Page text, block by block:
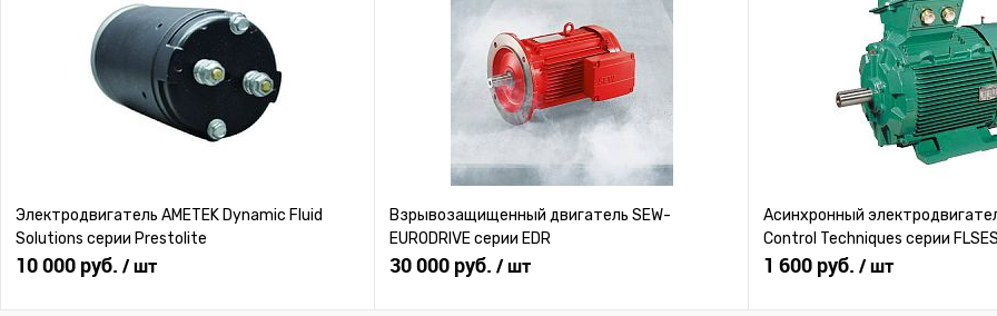
Электродвигатель AMETEK Dynamic Fluid
Solutions серии Prestolite
10 000 руб. / шт
Взрывозащищенный двигатель SEW-
EURODRIVE серии EDR
30 000 руб. / шт
Асинхронный
Control Techniques серии FLSES
1 600 руб. / шт